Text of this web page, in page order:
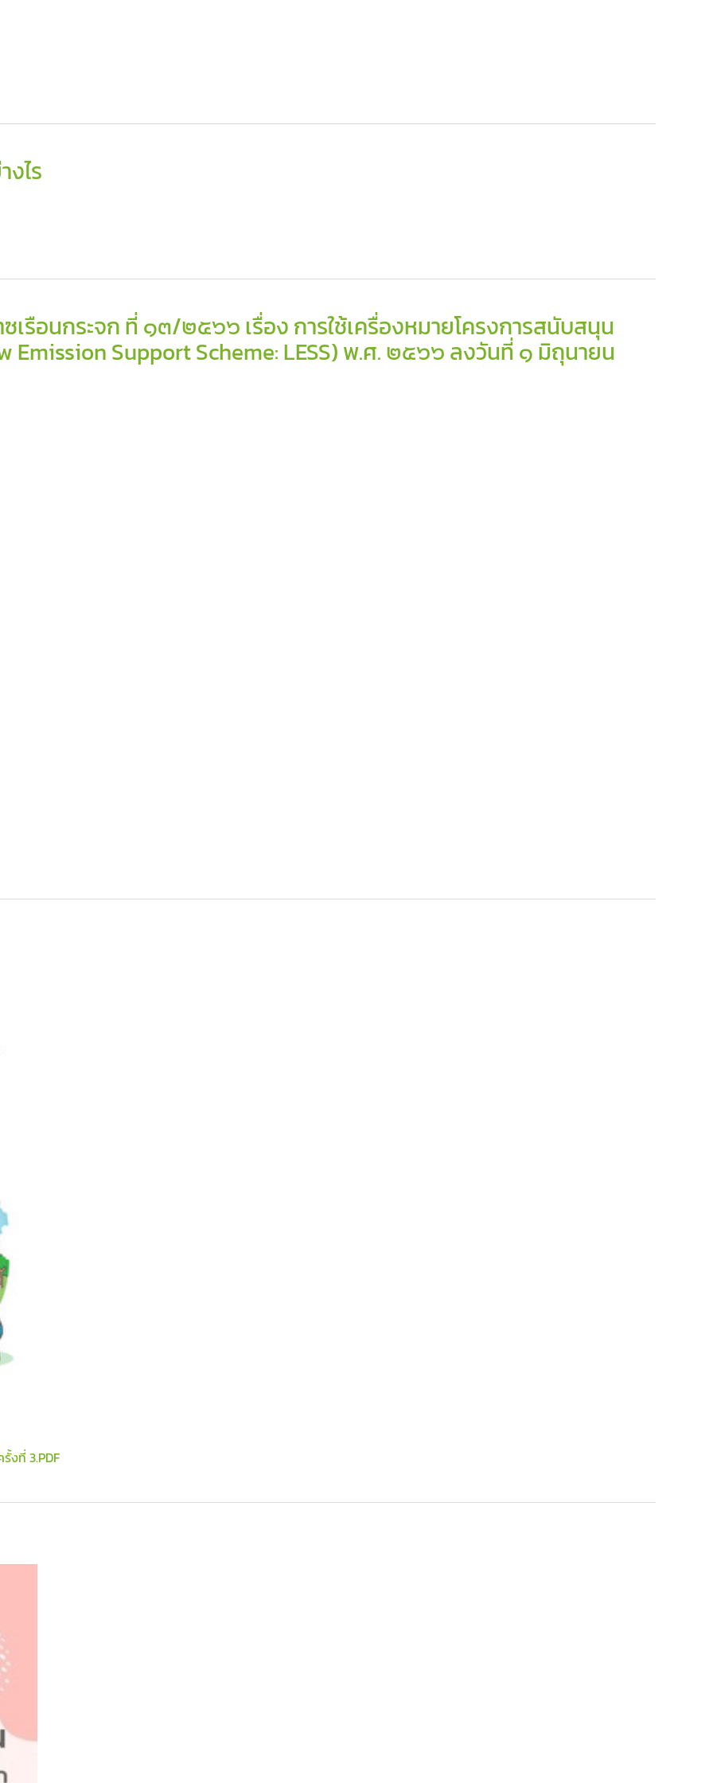
ไร
เรือนกระจก ที่ ๑๓/๒๕๖๖ เรื่อง การใช้เครื่องหมายโครงการสนับสนุน
Emission Support Scheme: LESS) พ.ศ. ๒๕๖๖ ลงวันที่ ๑ มิถุนายน
งที่ 3.PDF